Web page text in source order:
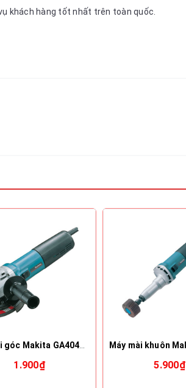
khách hàng tốt nhất trên toàn quốc.
1.900₫ 5.900₫